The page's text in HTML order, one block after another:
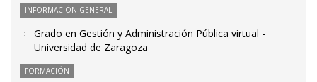
INFORMACIÓN GENERAL
Grado en Gestión y Administración Pública virtual -
Universidad de Zaragoza
FORMACIÓN